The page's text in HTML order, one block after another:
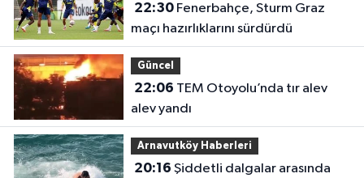
22:30Fenerbahçe, Sturm Graz
maçı hazırlıklarını sürdürdü
Güncel
22:06
alev yandı
Arnavutköy Haberleri
20:16